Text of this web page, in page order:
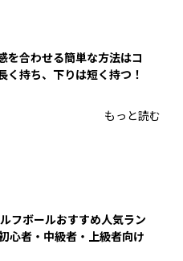
を合わせる簡単な方法はコ
持ち、下りは短く持つ！
もっと読む
フボールおすすめ人気ラン
心者・中級者・上級者向け